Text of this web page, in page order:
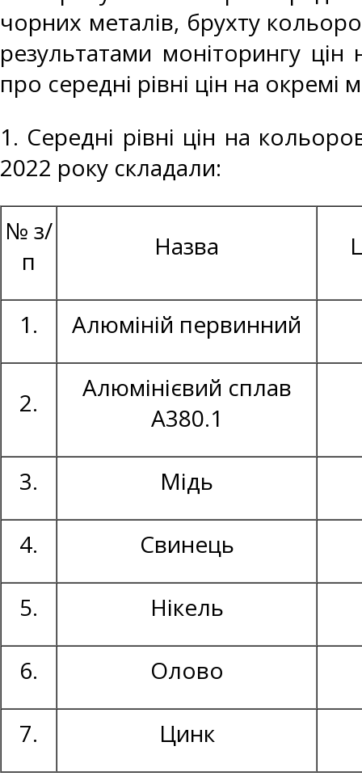
чорних металів, брухту
результатами моніторингу
про середні рівні цін на окремі
1. Середні рівні цін на
2022 року складали:
№ з/
п
Назва
1. Алюміній первинний
2.
Алюмінієвий сплав
А380.1
3. Мідь
4. Свинець
5. Нікель
6. Олово
7. Цинк